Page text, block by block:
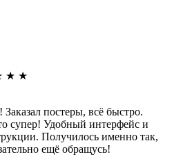
★ ★
постеры, всё быстро.
супер! Удобный интерфейс и
Получилось именно так,
ещё обращусь!